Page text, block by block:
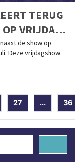
TERUG
VRIJDAG 7
de show op
Deze vrijdagshow
27 ... 36